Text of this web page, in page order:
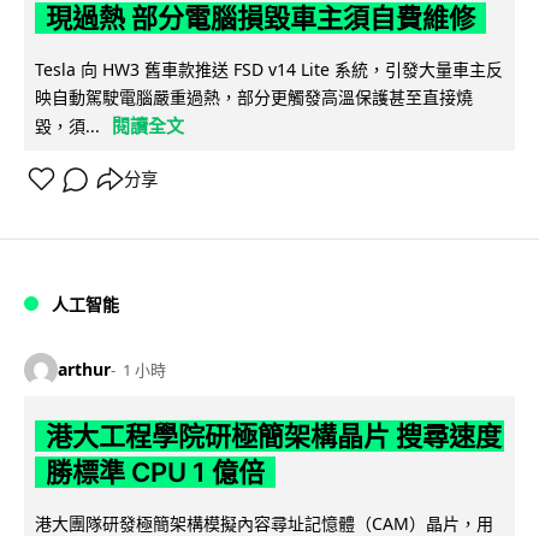
現過熱 部分電腦損毀車主須自費維修
Tesla 向 HW3 舊車款推送 FSD v14 Lite 系統，引發大量車主反
映自動駕駛電腦嚴重過熱，部分更觸發高溫保護甚至直接燒
毀，須...
閱讀全文
分享
人工智能
arthur 1 小時
港大工程學院研極簡架構晶片 搜尋速度
勝標準 CPU 1 億倍
港大團隊研發極簡架構模擬內容尋址記憶體（CAM）晶片，用